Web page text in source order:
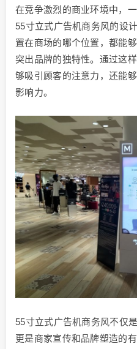
在竞争激烈的商业环境中，
55寸立式广告机商务风的设
置在商场的哪个位置，都能
突出品牌的独特性。通过这
够吸引顾客的注意力，还能
影响力。
55寸立式广告机商务风不仅
更是商家宣传和品牌塑造的